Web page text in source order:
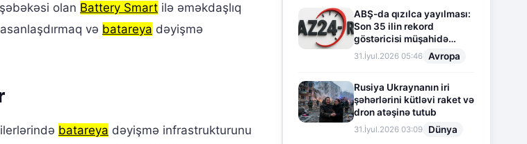
olan Battery Smart ilə əməkdaşlıq
və batareya dəyişmə
batareya dəyişmə infrastrukturunu
ABŞ-da qızılca yayılması:
Son 35 ilin rekord
göstəricisi müşahidə
olunur
31.İyul.2026 05:46 Avropa
Rusiya Ukraynanın iri
şəhərlərini kütləvi raket və
dron atəşinə tutub
31.İyul.2026 03:09 Dünya